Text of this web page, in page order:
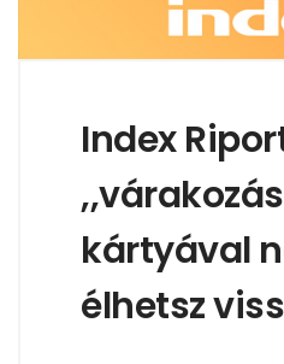
Index
kártyával
élhetsz